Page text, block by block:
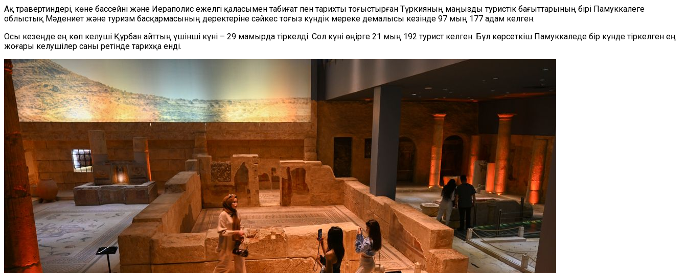
Ақ травертиндері, көне бассейні және Иераполис ежелгі қаласымен табиғат пен тарихты тоғыстырған Түркияның маңызды туристік бағыттарының бірі Памуккалеге
облыстық Мәдениет және туризм басқармасының деректеріне сәйкес тоғыз күндік мереке демалысы кезінде 97 мың 177 адам келген.
Осы кезеңде ең көп келуші Құрбан айттың үшінші күні – 29 мамырда тіркелді. Сол күні өңірге 21 мың 192 турист келген. Бұл көрсеткіш Памуккаледе бір күнде тіркелген ең
жоғары келушілер саны ретінде тарихқа енді.